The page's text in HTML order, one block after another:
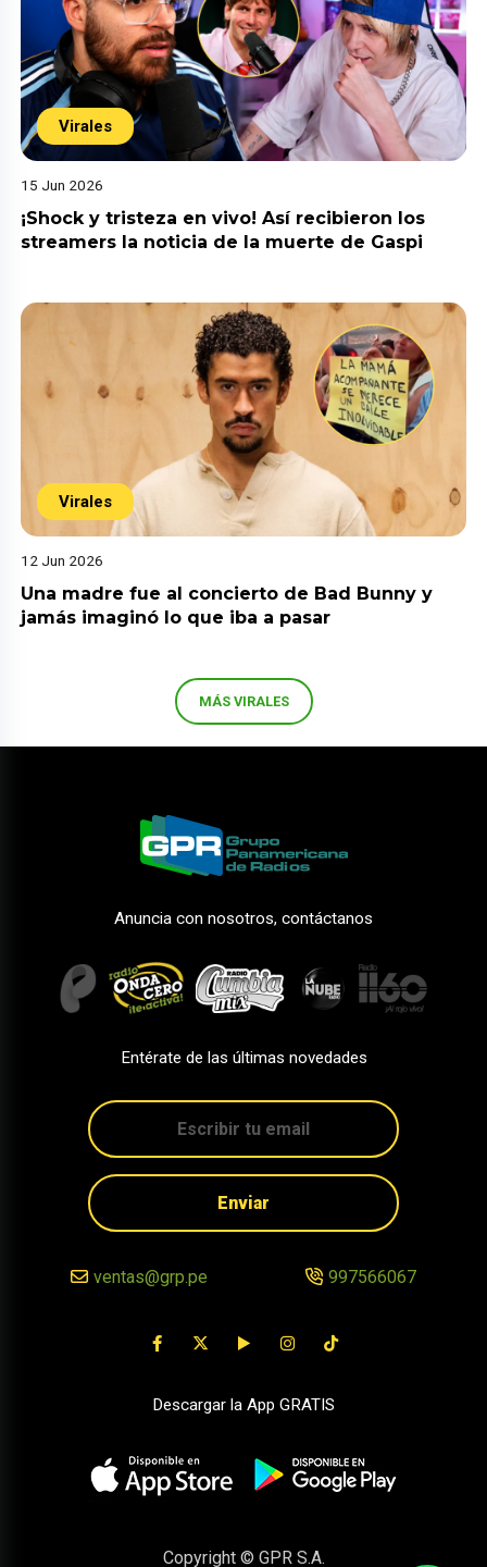
Virales
15 Jun 2026
¡Shock y tristeza en vivo! Así recibieron los
streamers la noticia de la muerte de Gaspi
Virales
12 Jun 2026
Una madre fue al concierto de Bad Bunny y
jamás imaginó lo que iba a pasar
MÁS VIRALES
Anuncia con nosotros, contáctanos
Entérate de las últimas novedades
Enviar
ventas@grp.pe 997566067
Descargar la App GRATIS
Copyright © GPR S.A.